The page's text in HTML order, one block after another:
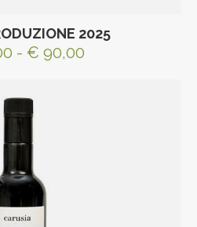
2025
- € 90,00